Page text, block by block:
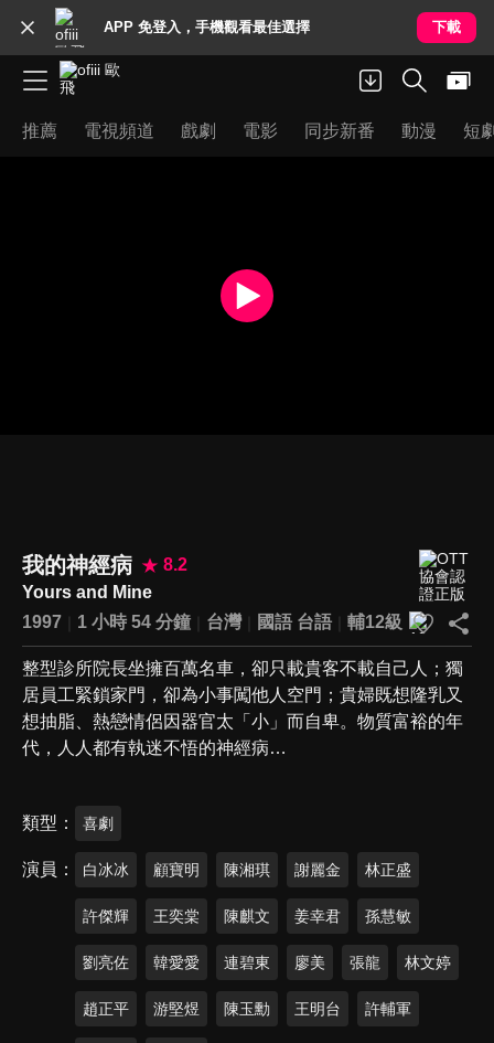
APP 免登入，手機觀看最佳選擇 下載
推薦 電視頻道 戲劇 電影 同步新番 動漫 短
我的神經病
8.2
Yours and Mine
1997
1 小時 54 分鐘 台灣 國語 台語 輔12級
整型診所院長坐擁百萬名車，卻只載貴客不載自己人；獨
居員工緊鎖家門，卻為小事闖他人空門；貴婦既想隆乳又
想抽脂、熱戀情侶因器官太「小」而自卑。物質富裕的年
代，人人都有執迷不悟的神經病…
類型 喜劇
演員 白冰冰 顧寶明 陳湘琪 謝麗金 林正盛
許傑輝 王奕棠 陳麒文 姜幸君 孫慧敏
劉亮佐 韓愛愛 連碧東 廖美 張龍 林文婷
趙正平 游堅煜 陳玉勳 王明台 許輔軍